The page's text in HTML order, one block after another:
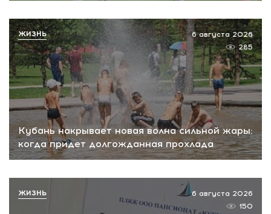
Кубань накрывает новая волна сильной жары:
когда придет долгожданная прохлада
6 августа 2026
285
ЖИЗНЬ
6 августа 2026
150
ЖИЗНЬ